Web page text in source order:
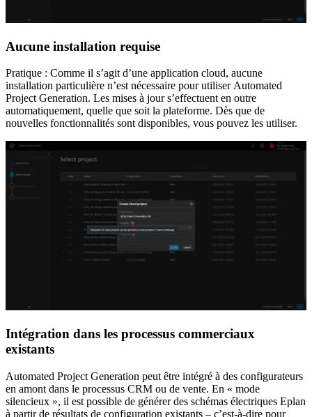
Aucune installation requise
Pratique : Comme il s’agit d’une application cloud, aucune
installation particulière n’est nécessaire pour utiliser Automated
Project Generation. Les mises à jour s’effectuent en outre
automatiquement, quelle que soit la plateforme. Dès que de
nouvelles fonctionnalités sont disponibles, vous pouvez les utiliser.
Intégration dans les processus commerciaux
existants
Automated Project Generation peut être intégré à des configurateurs
en amont dans le processus CRM ou de vente. En « mode
silencieux », il est possible de générer des schémas électriques Eplan
à partir de résultats de configuration existants – c’est-à-dire pour